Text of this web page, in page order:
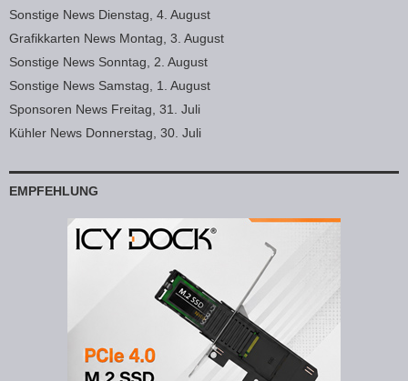
Sonstige News Dienstag, 4. August
Grafikkarten News Montag, 3. August
Sonstige News Sonntag, 2. August
Sonstige News Samstag, 1. August
Sponsoren News Freitag, 31. Juli
Kühler News Donnerstag, 30. Juli
EMPFEHLUNG